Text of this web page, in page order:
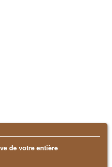
de votre entière